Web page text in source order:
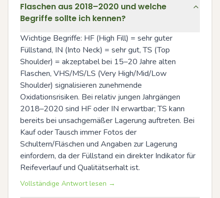
Flaschen aus 2018–2020 und welche
Begriffe sollte ich kennen?
Wichtige Begriffe: HF (High Fill) = sehr guter
Füllstand, IN (Into Neck) = sehr gut, TS (Top
Shoulder) = akzeptabel bei 15–20 Jahre alten
Flaschen, VHS/MS/LS (Very High/Mid/Low
Shoulder) signalisieren zunehmende
Oxidationsrisiken. Bei relativ jungen Jahrgängen
2018–2020 sind HF oder IN erwartbar; TS kann
bereits bei unsachgemäßer Lagerung auftreten. Bei
Kauf oder Tausch immer Fotos der
Schultern/Fläschen und Angaben zur Lagerung
einfordern, da der Füllstand ein direkter Indikator für
Reifeverlauf und Qualitätserhalt ist.
Vollständige Antwort lesen →